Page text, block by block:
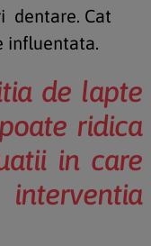
dentare. Cat
influentata.
de lapte
ridica
in care